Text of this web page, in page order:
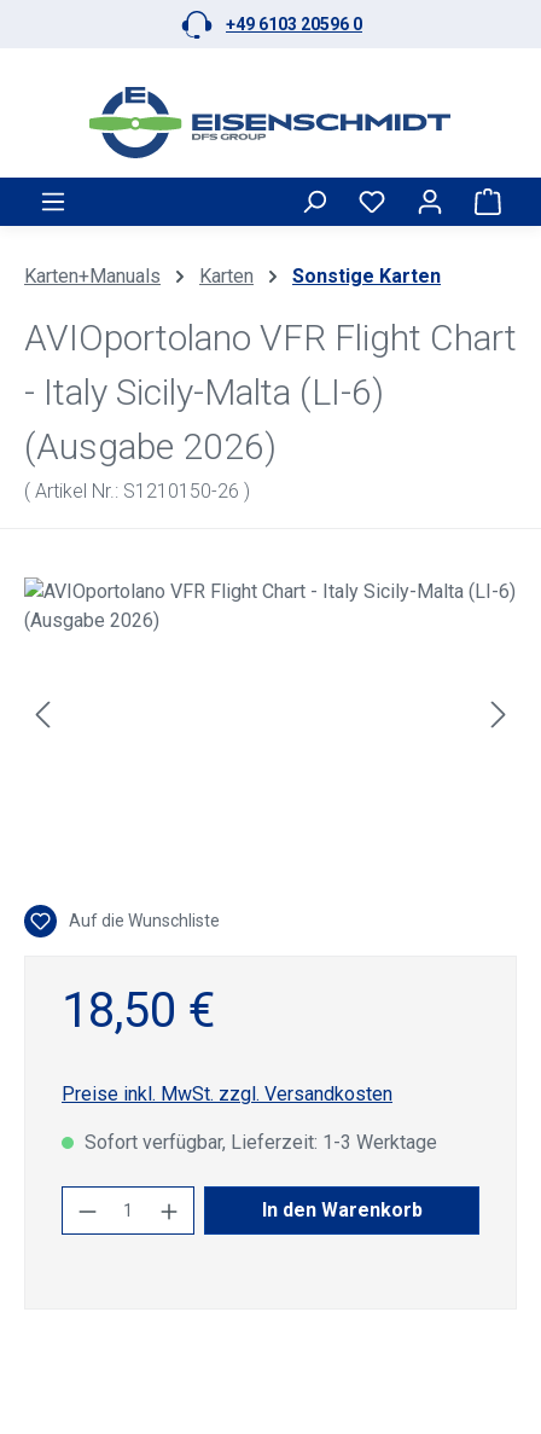
Zum Hauptinhalt springen+49 6103 20596 0
Karten+Manuals Karten Sonstige Karten
AVIOportolano VFR Flight Chart
- Italy Sicily-Malta (LI-6)
(Ausgabe 2026)
( Artikel Nr.: S1210150-26 )
Bildergalerie überspringen
Auf die Wunschliste
18,50 €
Preise inkl. MwSt. zzgl. Versandkosten
Sofort verfügbar, Lieferzeit: 1-3 Werktage
Produkt Anzahl: Gib den gewünschten
In den Warenkorb